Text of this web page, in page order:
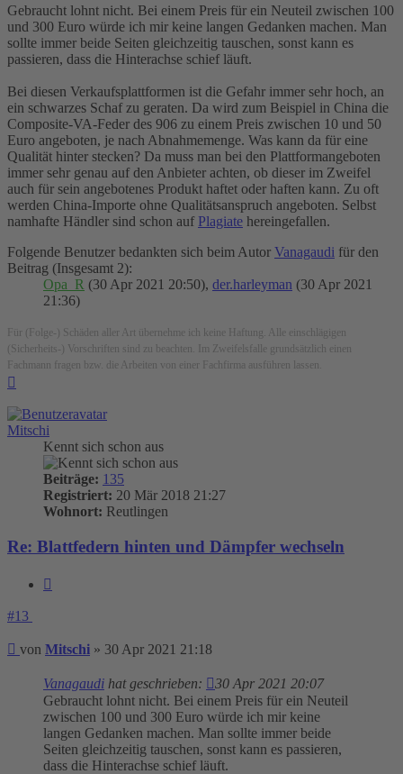
Gebraucht lohnt nicht. Bei einem Preis für ein Neuteil zwischen 100
und 300 Euro würde ich mir keine langen Gedanken machen. Man
sollte immer beide Seiten gleichzeitig tauschen, sonst kann es
passieren, dass die Hinterachse schief läuft.
Bei diesen Verkaufsplattformen ist die Gefahr immer sehr hoch, an
ein schwarzes Schaf zu geraten. Da wird zum Beispiel in China die
Composite-VA-Feder des 906 zu einem Preis zwischen 10 und 50
Euro angeboten, je nach Abnahmemenge. Was kann da für eine
Qualität hinter stecken? Da muss man bei den Plattformangeboten
immer sehr genau auf den Anbieter achten, ob dieser im Zweifel
auch für sein angebotenes Produkt haftet oder haften kann. Zu oft
werden China-Importe ohne Qualitätsanspruch angeboten. Selbst
namhafte Händler sind schon auf Plagiate hereingefallen.
Folgende Benutzer bedankten sich beim Autor Vanagaudi für den
Beitrag (Insgesamt 2):
Opa_R (30 Apr 2021 20:50), der.harleyman (30 Apr 2021
21:36)
Für (Folge-) Schäden aller Art übernehme ich keine Haftung. Alle einschlägigen
(Sicherheits-) Vorschriften sind zu beachten. Im Zweifelsfalle grundsätzlich einen
Fachmann fragen bzw. die Arbeiten von einer Fachfirma ausführen lassen.
Mitschi
Kennt sich schon aus
Beiträge: 135
Registriert: 20 Mär 2018 21:27
Wohnort: Reutlingen
Re: Blattfedern hinten und Dämpfer wechseln
#13
Beitrag
von Mitschi » 30 Apr 2021 21:18
Vanagaudi hat geschrieben:
30 Apr 2021 20:07
Gebraucht lohnt nicht. Bei einem Preis für ein Neuteil
zwischen 100 und 300 Euro würde ich mir keine
langen Gedanken machen. Man sollte immer beide
Seiten gleichzeitig tauschen, sonst kann es passieren,
dass die Hinterachse schief läuft.